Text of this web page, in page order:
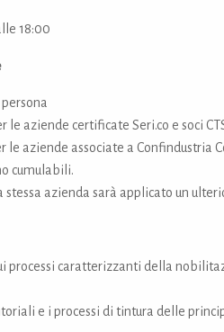
18:00
le aziende certificate Seri.co e soci
le aziende associate a Confindustria
cumulabili.
stessa azienda sarà applicato un
processi caratterizzanti della
e i processi di tintura delle